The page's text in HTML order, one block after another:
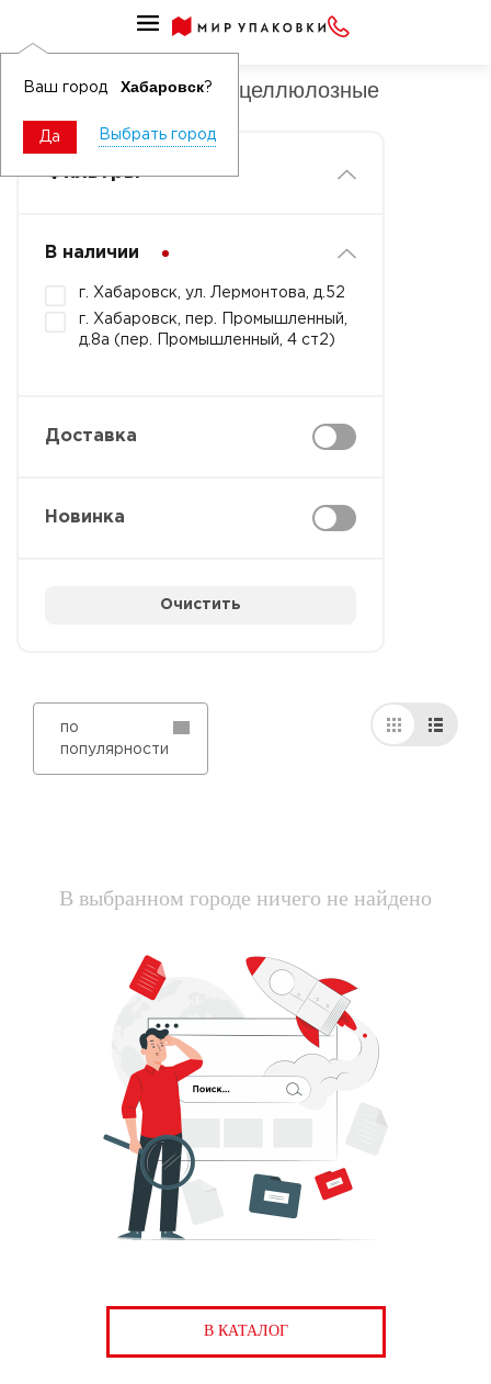
Ваш город Хабаровск?
Да Выбрать город
Губки хозяйственные целлюлозные
Фильтры
В наличии
г. Хабаровск, ул. Лермонтова, д.52
г. Хабаровск, пер. Промышленный,
д.8а (пер. Промышленный, 4 ст2)
Доставка
Новинка
Очистить
по
популярности
В выбранном городе ничего не найдено
В КАТАЛОГ